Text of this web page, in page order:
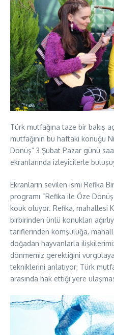
Türk mutfağına taze bir bakış
mutfağının bu haftaki konuğu
Dönüş” 3 Şubat Pazar günü
ekranlarında izleyicilerle
Ekranların sevilen ismi Refika
programı “Refika ile Öze
kouk oluyor. Refika, mahallesi
birbirinden ünlü konukları
tariflerinden komşuluğa,
doğadan hayvanlarla
dönmemiz gerektiğini
tekniklerini anlatıyor; Türk
arasında hak ettiği yere